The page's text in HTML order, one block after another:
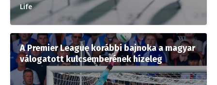
Life
A Premier League korábbi bajnoka a magyar
válogatott kulcsemberének hízeleg